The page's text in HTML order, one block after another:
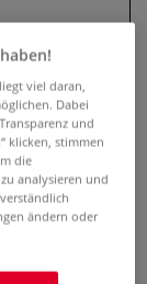
viel daran,
Dabei
und
klicken, stimmen
die
analysieren und
ändern oder